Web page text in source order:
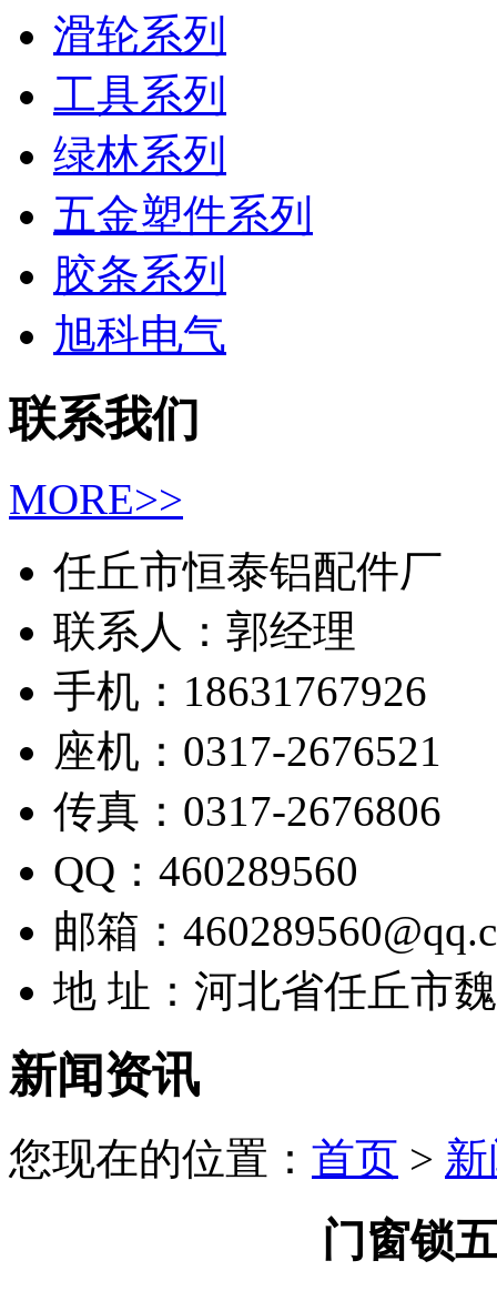
滑轮系列
工具系列
绿林系列
五金塑件系列
胶条系列
旭科电气
联系我们
MORE>>
任丘市恒泰铝配件厂
联系人：郭经理
手机：18631767926
座机：0317-2676521
传真：0317-2676806
QQ：460289560
邮箱：
地 址：河北省任丘市
新闻资讯
您现在的位置： 首页 >
门窗锁